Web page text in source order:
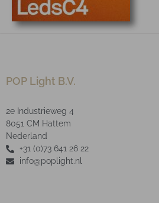
POP Light B.V.
2e Industrieweg 4
8051 CM Hattem
Nederland
+31 (0)73 641 26 22
info@poplight.nl